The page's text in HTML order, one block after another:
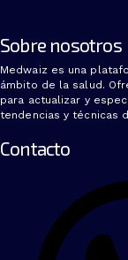
Sobre nosotros
Medwaiz es una
ámbito de la salud.
para actualizar y
tendencias y técnicas
Contacto